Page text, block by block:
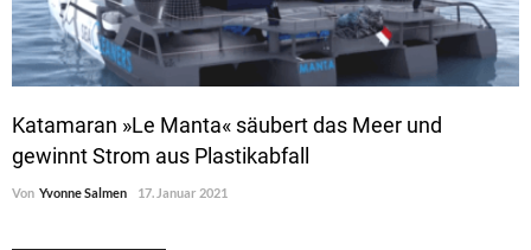
Katamaran »Le Manta« säubert das Meer und
gewinnt Strom aus Plastikabfall
Von Yvonne Salmen 17. Januar 2021